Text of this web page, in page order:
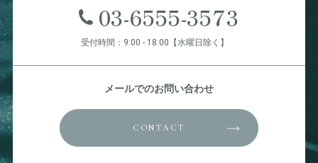
03-6555-3573
受付時間：9:00 - 18:00【水曜日除く】
メールでのお問い合わせ
CONTACT